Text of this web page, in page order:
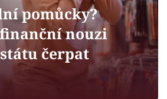
Karlovy Vary
pomůcky?
nouzi
čerpat